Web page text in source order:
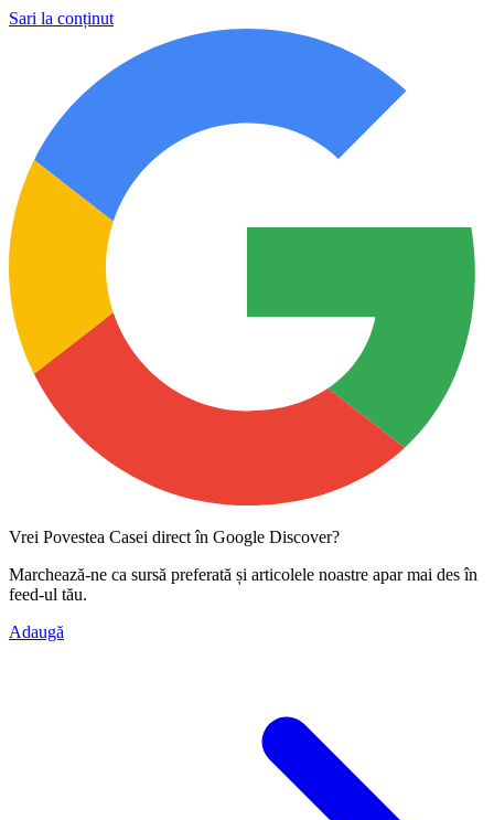
Sari la conținut
Vrei Povestea Casei direct în Google Discover?
Marchează-ne ca sursă preferată și articolele noastre apar mai des în
feed-ul tău.
Adaugă